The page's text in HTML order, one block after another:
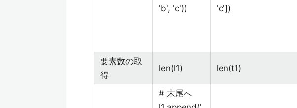
'b', 'c'))
'c'])
要素数の取
得
len(l1) len(t1)
# 末尾へ